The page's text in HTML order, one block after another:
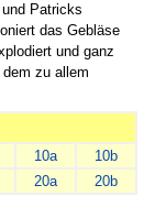
Patricks
das Gebläse
und ganz
zu allem
10a
10b
20a 20b